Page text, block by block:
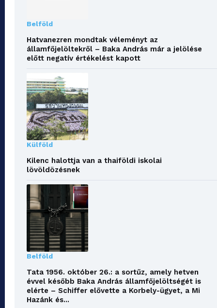
Belföld
Hatvanezren mondtak véleményt az
államfőjelöltekről – Baka András már a jelölése
előtt negatív értékelést kapott
Külföld
Kilenc halottja van a thaiföldi iskolai
lövöldözésnek
Belföld
Tata 1956. október 26.: a sortűz, amely hetven
évvel később Baka András államfőjelöltségét is
elérte – Schiffer elővette a Korbely-ügyet, a Mi
Hazánk és...